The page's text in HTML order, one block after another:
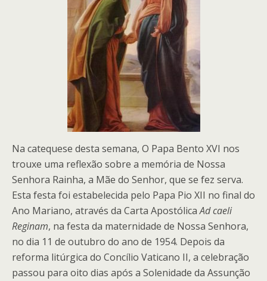
Na catequese desta semana, O Papa Bento XVI nos
trouxe uma reflexão sobre a memória de Nossa
Senhora Rainha, a Mãe do Senhor, que se fez serva.
Esta festa foi estabelecida pelo Papa Pio XII no final do
Ano Mariano, através da Carta ApostólicaAd caeli
Reginam, na festa da maternidade de Nossa Senhora,
no dia 11 de outubro do ano de 1954. Depois da
reforma litúrgica do Concílio Vaticano II, a celebração
passou para oito dias após a Solenidade da Assunção